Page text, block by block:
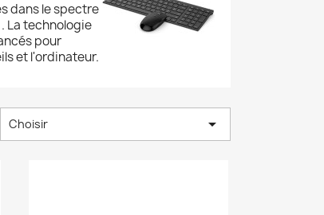
dans le spectre
La technologie
pour
et l'ordinateur.
Choisir 